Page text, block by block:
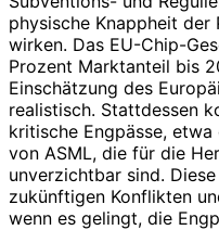
physische Knappheit
wirken. Das EU-Chip-
Prozent Marktanteil bis
Einschätzung des
realistisch. Stattdessen
kritische Engpässe,
von ASML, die für die
unverzichtbar sind.
zukünftigen Konflikten
wenn es gelingt, die